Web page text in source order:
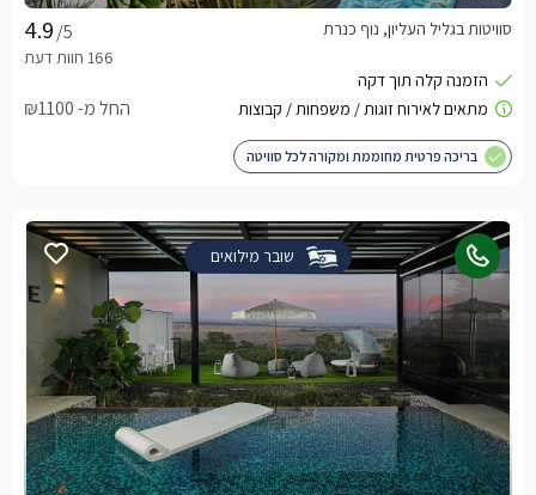
/5 סוויטות בגליל העליון, נוף כנרת
החל מ- ₪1100
בריכה פרטית מחוממת ומקורה לכל סוויטה
שובר מילואים